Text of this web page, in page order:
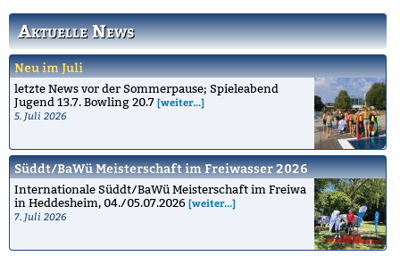
Aktuelle News
Neu im Juli
letzte News vor der Sommerpause; Spieleabend
Jugend 13.7. Bowling 20.7 [weiter...]
5. Juli 2026
Süddt/BaWü Meisterschaft im Freiwasser 2026
Internationale Süddt/BaWü Meisterschaft im Freiwa
in Heddesheim, 04./05.07.2026 [weiter...]
7. Juli 2026